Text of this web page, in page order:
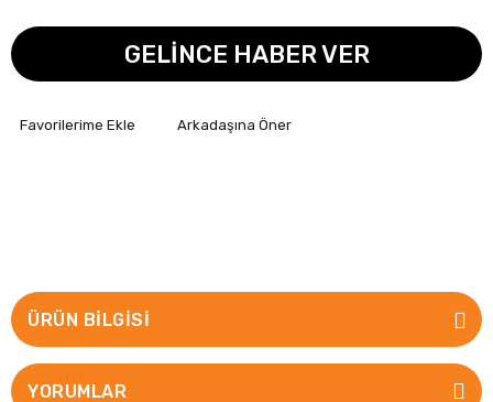
GELİNCE HABER VER
Arkadaşına Öner
ÜRÜN BILGISI
YORUMLAR